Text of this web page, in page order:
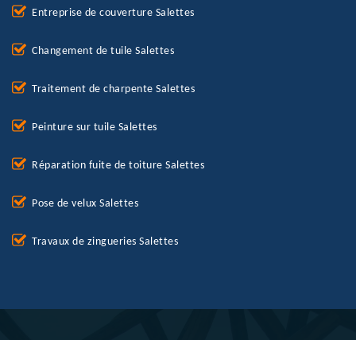
Entreprise de couverture Salettes
Changement de tuile Salettes
Traitement de charpente Salettes
Peinture sur tuile Salettes
Réparation fuite de toiture Salettes
Pose de velux Salettes
Travaux de zingueries Salettes